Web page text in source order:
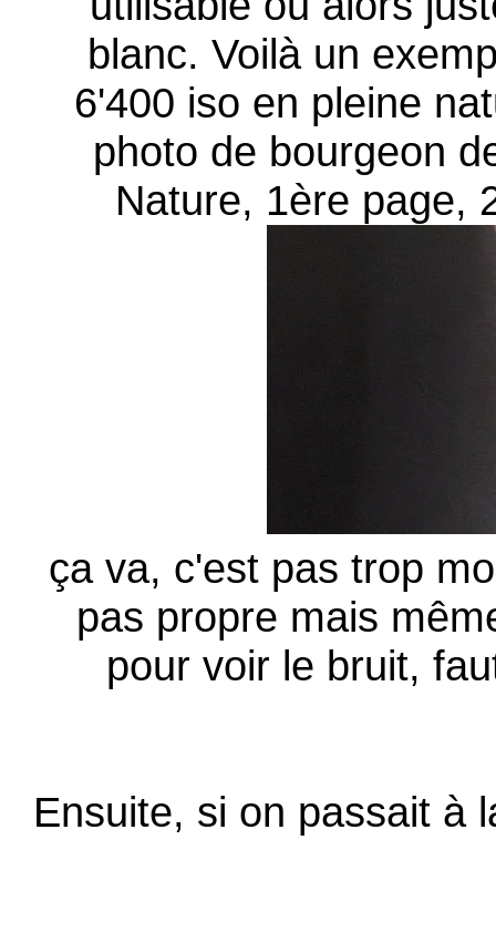
blanc. Voilà un
6'400 iso en pleine
photo de bourgeon
Nature, 1ère page,
ça va, c'est pas trop
pas propre mais
pour voir le bruit,
Ensuite, si on passait à